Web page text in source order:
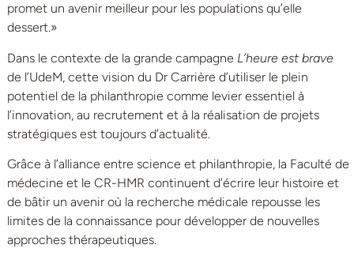
promet un avenir meilleur pour les populations qu’elle
dessert.»
Dans le contexte de la grande campagne L’heure est brave
de l’UdeM, cette vision du Dr Carrière d’utiliser le plein
potentiel de la philanthropie comme levier essentiel à
l’innovation, au recrutement et à la réalisation de projets
stratégiques est toujours d’actualité.
Grâce à l’alliance entre science et philanthropie, la Faculté de
médecine et le CR-HMR continuent d’écrire leur histoire et
de bâtir un avenir où la recherche médicale repousse les
limites de la connaissance pour développer de nouvelles
approches thérapeutiques.